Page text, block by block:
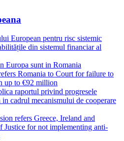
European pentru risc sistemic
din sistemul financiar al
Europa sunt in Romania
Romania to Court for failure to
up to €92 million
raportul privind progresele
cadrul mecanismului de cooperare
refers Greece, Ireland and
Justice for not implementing anti-